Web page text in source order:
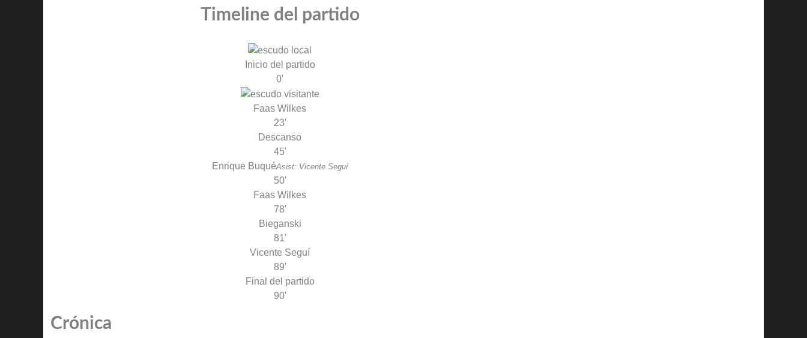
Timeline del partido
Inicio del partido
0'
Faas Wilkes
23'
Descanso
45'
Enrique BuquéAsist: Vicente Seguí
50'
Faas Wilkes
78'
Bieganski
81'
Vicente Seguí
89'
Final del partido
90'
Crónica